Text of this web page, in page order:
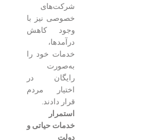
شرکت‌های
خصوصی نیز با
وجود کاهش
درآمدها،
خدمات خود را
به‌صورت
رایگان در
اختیار مردم
قرار دادند.
خدمات حیاتی و